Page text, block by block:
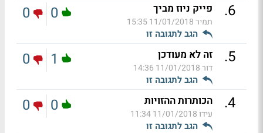
6
. פייק ניוז מביך
תמיר11/01/2018 15:35
הגב לתגובה זו
0
0
5
. זה לא מעודכן
דור11/01/2018 14:36
הגב לתגובה זו
1
0
4
. הכותרות ההזויות
עידו11/01/2018 11:34
הגב לתגובה זו
0
0